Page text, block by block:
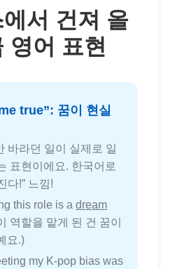
서 건져 올
영어 표현
true”: 꿈이 현실
바라던 일이 실제로 일
표현이에요. 한국어로
다!” 느낌!
this role is a dream
역할을 맡게 된 건 꿈이
요.)
my K-pop bias was